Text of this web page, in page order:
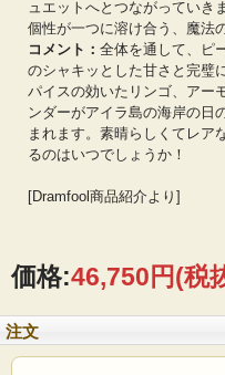
ュエットへとつながっていき
個性が一つに溶け合う、魔法
コメント： 全体を通して、ピ
のシャキッとした甘さと完璧
パイスの効いたリンゴ、アー
ンダーがアイラ島の海岸の日
まれます。素晴らしくてレア
るのはいつでしょうか！
[Dramfool商品紹介より]
価格:46,750円(税
注文